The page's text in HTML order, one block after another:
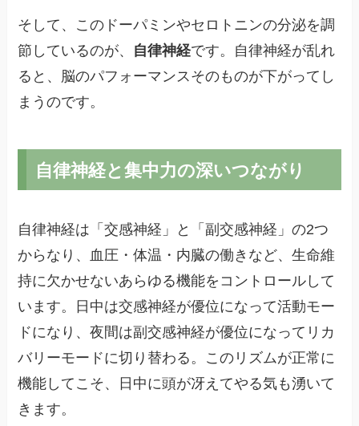
そして、このドーパミンやセロトニンの分泌を調
節しているのが、 自律神経です。自律神経が乱れ
ると、脳のパフォーマンスそのものが下がってし
まうのです。
自律神経と集中力の深いつながり
自律神経は「交感神経」と「副交感神経」の2つ
からなり、血圧・体温・内臓の働きなど、生命維
持に欠かせないあらゆる機能をコントロールして
います。日中は交感神経が優位になって活動モー
ドになり、夜間は副交感神経が優位になってリカ
バリーモードに切り替わる。このリズムが正常に
機能してこそ、日中に頭が冴えてやる気も湧いて
きます。